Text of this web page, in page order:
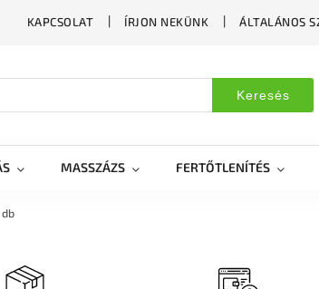
KAPCSOLAT ÍRJON NEKÜNK ÁLTALÁNOS
Keresés
MASSZÁZS FERTŐTLENÍTÉS